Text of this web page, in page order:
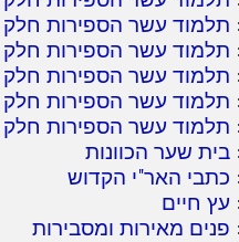
תלמוד עשר הספירות חלק
תלמוד עשר הספירות חלק
תלמוד עשר הספירות חלק
תלמוד עשר הספירות חלק
תלמוד עשר הספירות חלק
בית שער הכוונות
כתבי האר"י הקדוש
עץ חיים
פנים מאירות ומסבירות